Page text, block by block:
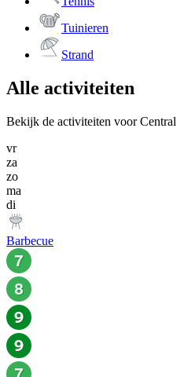
Tuinieren
Strand
Alle activiteiten
Bekijk de activiteiten voor Central
vr
za
zo
ma
di
Barbecue